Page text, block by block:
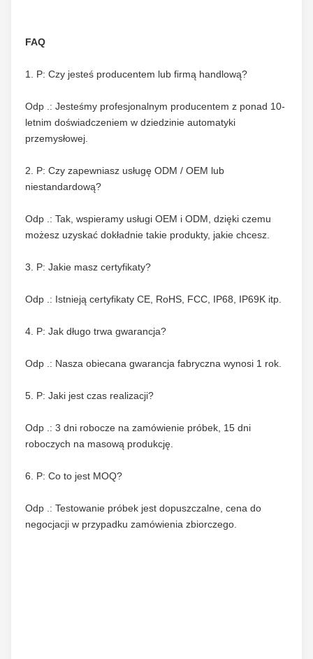
FAQ
1. P: Czy jesteś producentem lub firmą handlową?
Odp .: Jesteśmy profesjonalnym producentem z ponad 10-
letnim doświadczeniem w dziedzinie automatyki
przemysłowej.
2. P: Czy zapewniasz usługę ODM / OEM lub
niestandardową?
Odp .: Tak, wspieramy usługi OEM i ODM, dzięki czemu
możesz uzyskać dokładnie takie produkty, jakie chcesz.
3. P: Jakie masz certyfikaty?
Odp .: Istnieją certyfikaty CE, RoHS, FCC, IP68, IP69K itp.
4. P: Jak długo trwa gwarancja?
Odp .: Nasza obiecana gwarancja fabryczna wynosi 1 rok.
5. P: Jaki jest czas realizacji?
Odp .: 3 dni robocze na zamówienie próbek, 15 dni
roboczych na masową produkcję.
6. P: Co to jest MOQ?
Odp .: Testowanie próbek jest dopuszczalne, cena do
negocjacji w przypadku zamówienia zbiorczego.